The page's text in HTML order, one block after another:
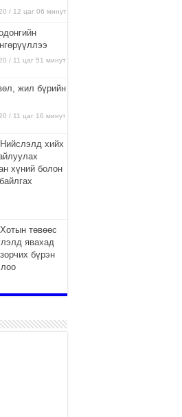
/ 12 цаг 06 минут
/ 11 цаг 51 минут
жил бүрийн
/ 11 цаг 16 минут
хийх
хүний болон
төвөөс
явахад
бүрэн
ажил 80
байна
орж
байдлаа
аюулаас